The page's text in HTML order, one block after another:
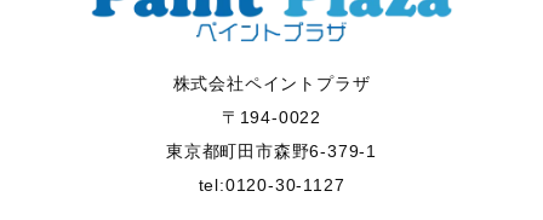
株式会社ペイントプラザ
〒194-0022
東京都町田市森野6-379-1
tel:0120-30-1127